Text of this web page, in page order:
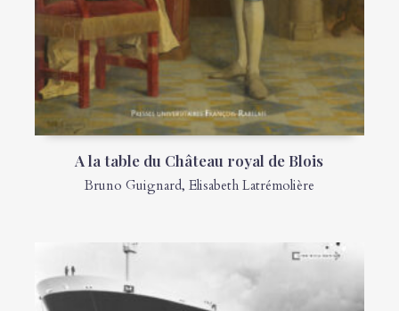
A la table du Château royal de Blois
Bruno Guignard, Elisabeth Latrémolière